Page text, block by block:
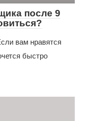
после 9
вам нравятся
быстро